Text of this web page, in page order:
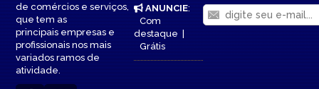
de comércios e serviços,
que tem as
principais empresas e
profissionais nos mais
variados ramos de
atividade.
ANUNCIE:
Com
destaque|
Grátis